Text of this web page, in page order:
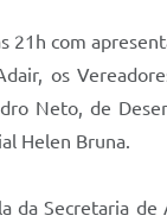
21h com
os
Neto, de
Helen Bruna.
da Secretaria de